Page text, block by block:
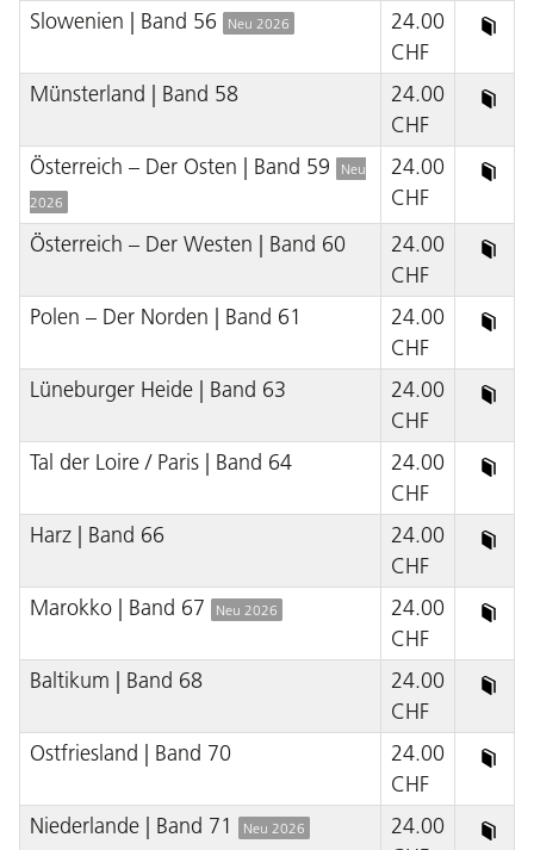
Slowenien | Band 56
Neu 2026
24.00
CHF
Münsterland | Band 58
24.00
CHF
Österreich – Der Osten | Band 59
Neu
2026
24.00
CHF
Österreich – Der Westen | Band 60
24.00
CHF
Polen – Der Norden | Band 61
24.00
CHF
Lüneburger Heide | Band 63
24.00
CHF
Tal der Loire / Paris | Band 64
24.00
CHF
Harz | Band 66
24.00
CHF
Marokko | Band 67
Neu 2026
24.00
CHF
Baltikum | Band 68
24.00
CHF
Ostfriesland | Band 70
24.00
CHF
Niederlande | Band 71
Neu 2026
24.00